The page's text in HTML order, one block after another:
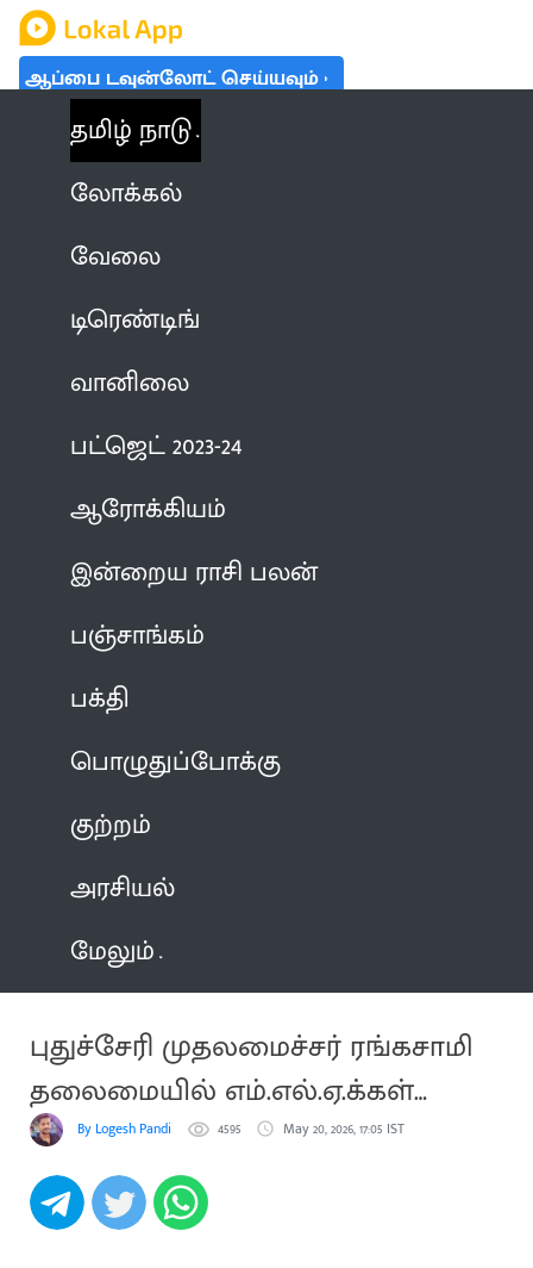
ஆப்பை டவுன்லோட் செய்யவும்
தமிழ் நாடு
லோக்கல்
வேலை
டிரெண்டிங்
வானிலை
பட்ஜெட் 2023-24
ஆரோக்கியம்
இன்றைய ராசி பலன்
பஞ்சாங்கம்
பக்தி
பொழுதுப்போக்கு
குற்றம்
அரசியல்
மேலும்
புதுச்சேரி முதலமைச்சர் ரங்கசாமி
தலைமையில் எம்.எல்.ஏ.க்கள்
பதவியேற்பு
By Logesh Pandi 4595 May 20, 2026, 17:05 IST